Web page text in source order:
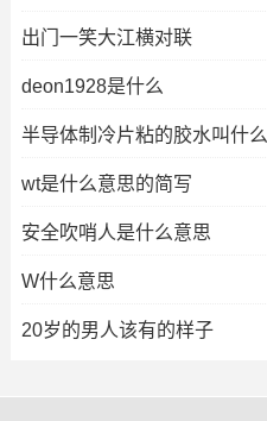
出门一笑大江横对联
deon1928是什么
半导体制冷片粘的胶水叫什么
wt是什么意思的简写
安全吹哨人是什么意思
W什么意思
20岁的男人该有的样子